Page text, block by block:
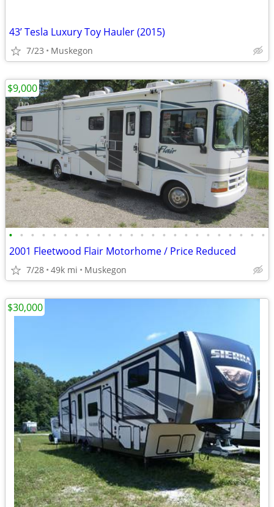
43’ Tesla Luxury Toy Hauler (2015)
7/23 Muskegon
• • • • • • • • • • • • • • • • • • • • • • • •
2001 Fleetwood Flair Motorhome / Price Reduced
7/28 49k mi Muskegon
$9,000
$30,000